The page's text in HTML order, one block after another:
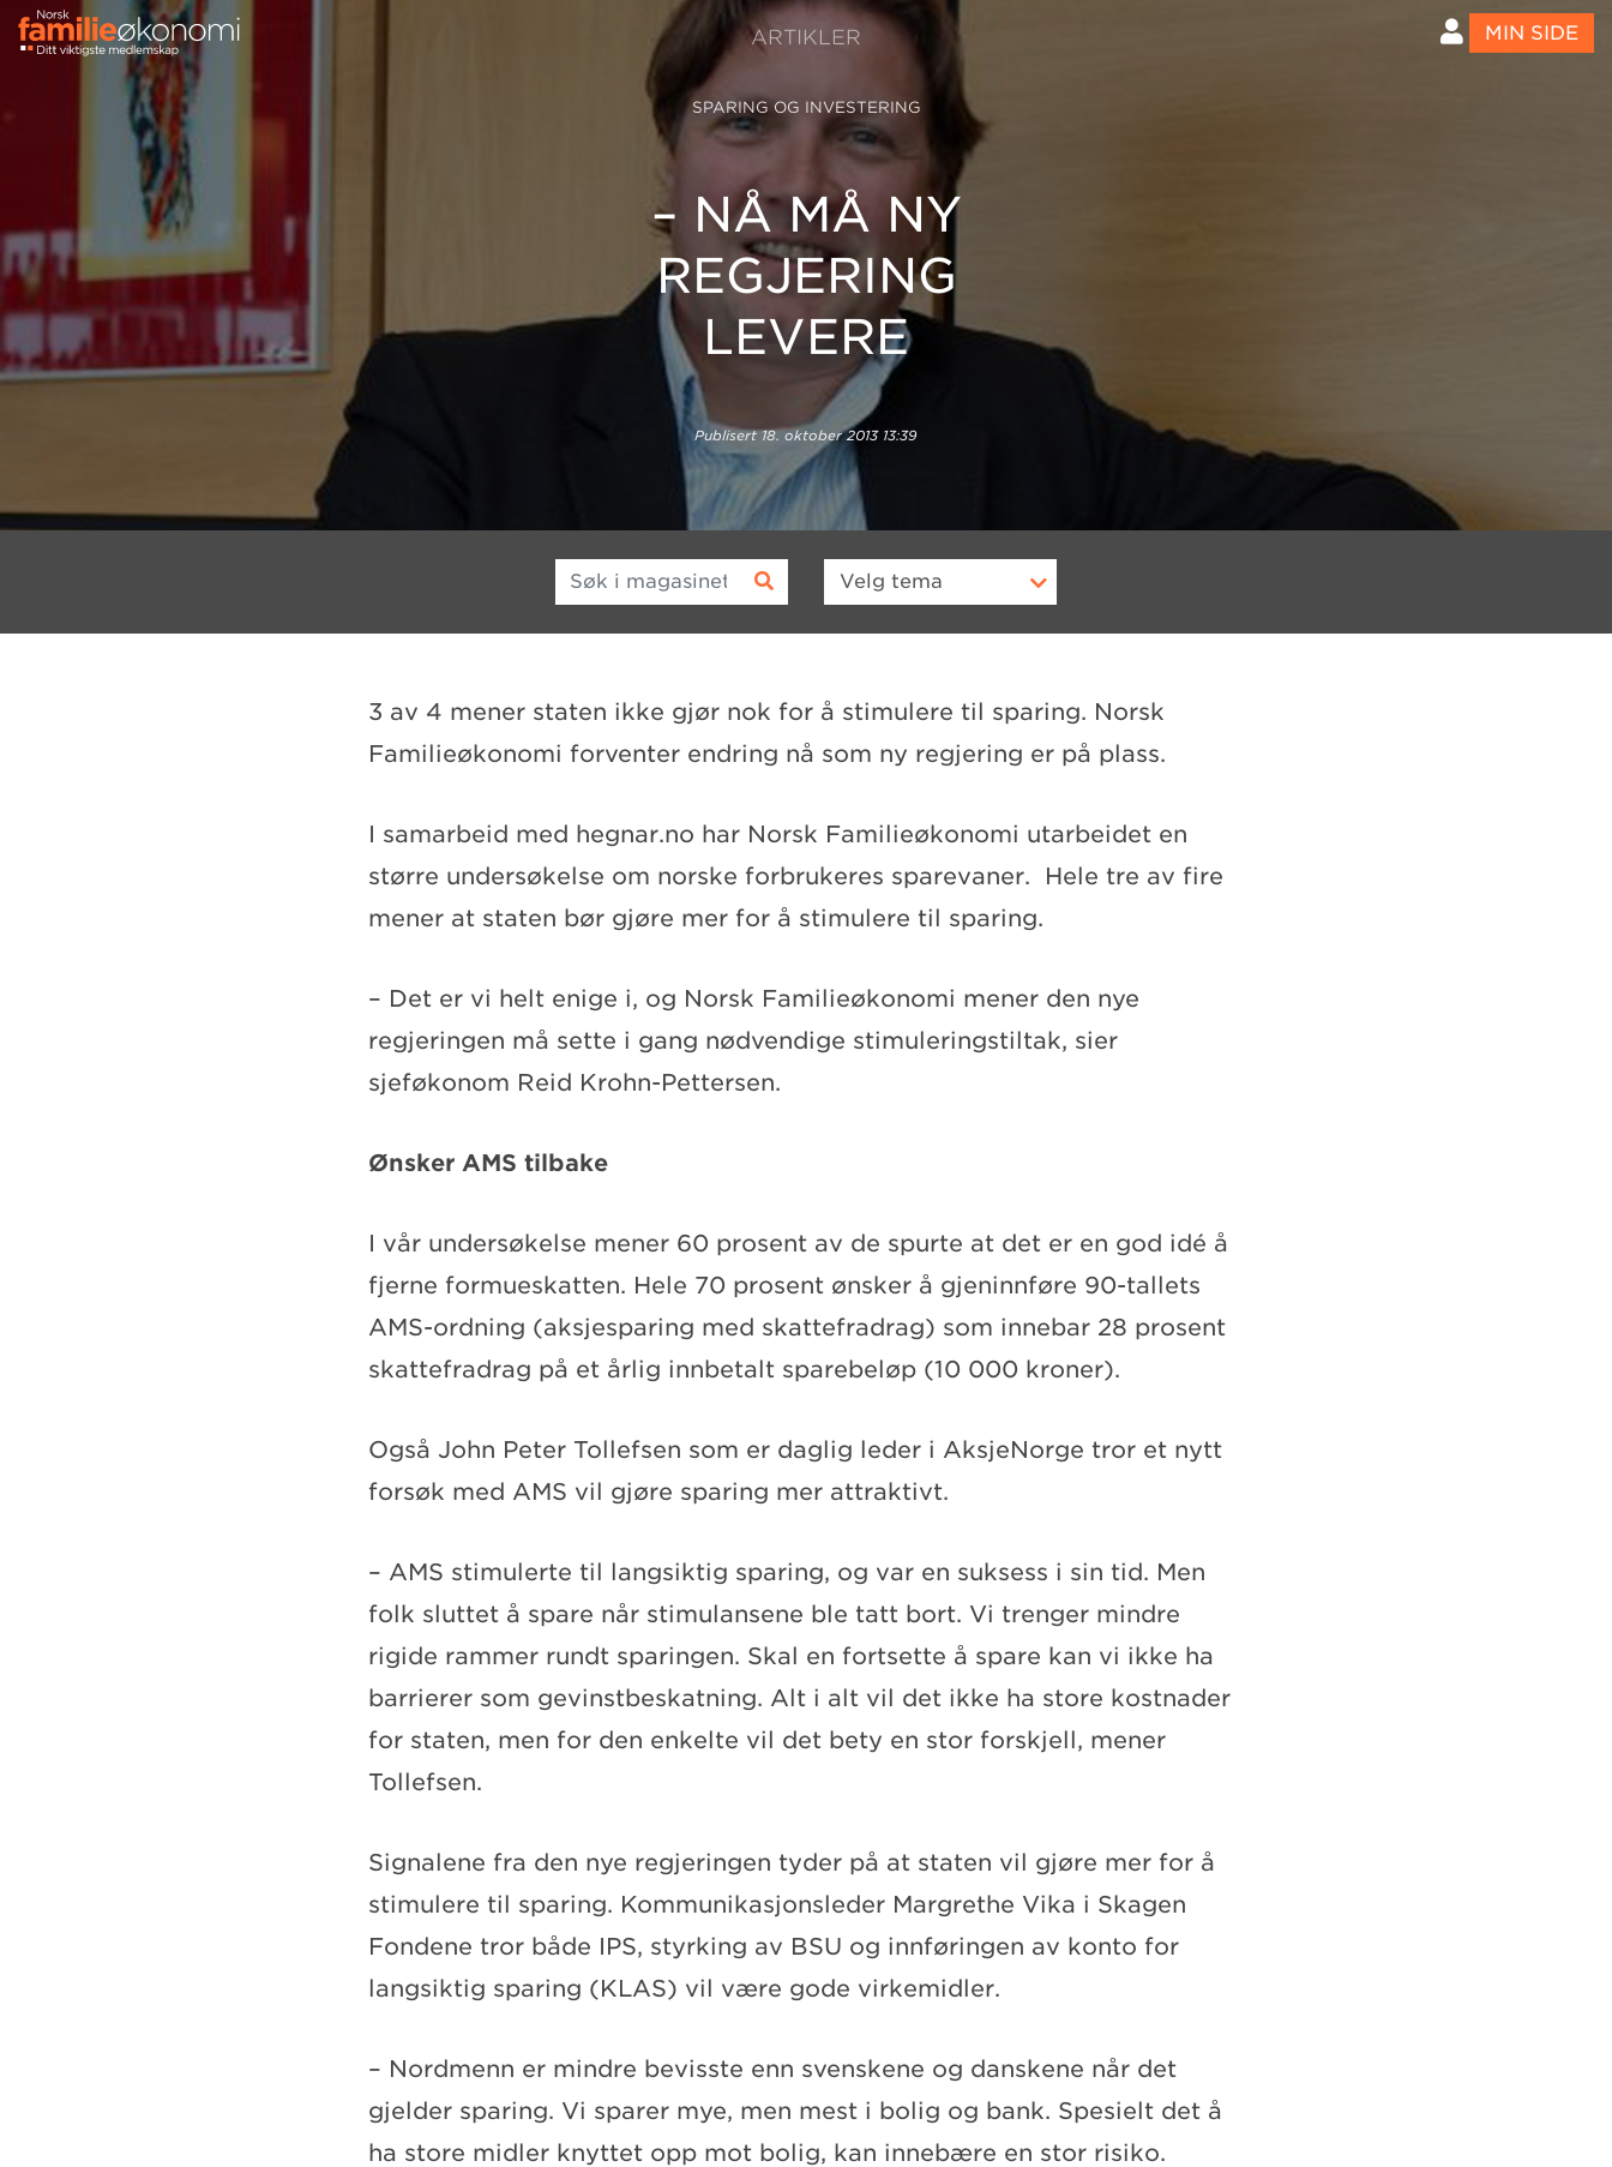
ARTIKLER MIN SIDE
SPARING OG INVESTERING
– NÅ MÅ NY
REGJERING
LEVERE
Publisert18. oktober 2013 13:39
Søk i magasinet Velg tema
3 av 4 mener staten ikke gjør nok for å stimulere til sparing. Norsk
Familieøkonomi forventer endring nå som ny regjering er på plass.
I samarbeid med hegnar.no har Norsk Familieøkonomi utarbeidet en
større undersøkelse om norske forbrukeres sparevaner. Hele tre av fire
mener at staten bør gjøre mer for å stimulere til sparing.
– Det er vi helt enige i, og Norsk Familieøkonomi mener den nye
regjeringen må sette i gang nødvendige stimuleringstiltak, sier
sjeføkonom Reid Krohn-Pettersen.
Ønsker AMS tilbake
I vår undersøkelse mener 60 prosent av de spurte at det er en god idé å
fjerne formueskatten. Hele 70 prosent ønsker å gjeninnføre 90-tallets
AMS-ordning (aksjesparing med skattefradrag) som innebar 28 prosent
skattefradrag på et årlig innbetalt sparebeløp (10 000 kroner).
Også John Peter Tollefsen som er daglig leder i AksjeNorge tror et nytt
forsøk med AMS vil gjøre sparing mer attraktivt.
– AMS stimulerte til langsiktig sparing, og var en suksess i sin tid. Men
folk sluttet å spare når stimulansene ble tatt bort. Vi trenger mindre
rigide rammer rundt sparingen. Skal en fortsette å spare kan vi ikke ha
barrierer som gevinstbeskatning. Alt i alt vil det ikke ha store kostnader
for staten, men for den enkelte vil det bety en stor forskjell, mener
Tollefsen.
Signalene fra den nye regjeringen tyder på at staten vil gjøre mer for å
stimulere til sparing. Kommunikasjonsleder Margrethe Vika i Skagen
Fondene tror både IPS, styrking av BSU og innføringen av konto for
langsiktig sparing (KLAS) vil være gode virkemidler.
– Nordmenn er mindre bevisste enn svenskene og danskene når det
gjelder sparing. Vi sparer mye, men mest i bolig og bank. Spesielt det å
ha store midler knyttet opp mot bolig, kan innebære en stor risiko.